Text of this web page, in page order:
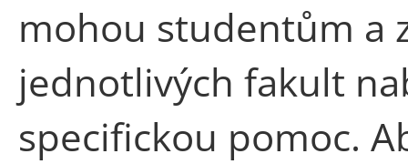
mohou studentům a
jednotlivých fakult
specifickou pomoc.